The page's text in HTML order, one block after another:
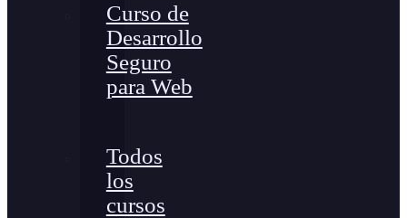
Curso de
Desarrollo
Seguro
para Web
Todos
los
cursos